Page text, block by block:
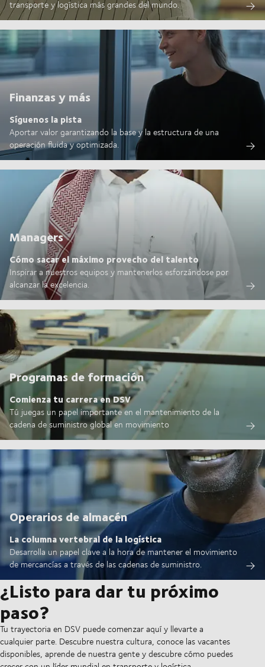
transporte y logística más grandes del mundo.
Finanzas y más
Síguenos la pista
Aportar valor garantizando la base y la estructura de una
operación fluida y optimizada.
Managers
Cómo sacar el máximo provecho del talento
Inspirar a nuestros equipos y mantenerlos esforzándose por
alcanzar la excelencia.
Programas de formación
Comienza tu carrera en DSV
Tú juegas un papel importante en el mantenimiento de la
cadena de suministro global en movimiento
Operarios de almacén
La columna vertebral de la logística
Desarrolla un papel clave a la hora de mantener el movimiento
de mercancías a través de las cadenas de suministro.
¿Listo para dar tu próximo
paso?
Tu trayectoria en DSV puede comenzar aquí y llevarte a
cualquier parte. Descubre nuestra cultura, conoce las vacantes
disponibles, aprende de nuestra gente y descubre cómo puedes